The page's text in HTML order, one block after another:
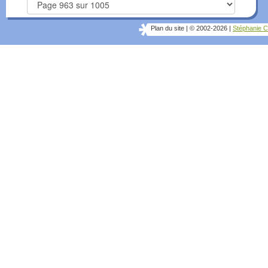
Plan du site © 2002-2026 Stéphanie C